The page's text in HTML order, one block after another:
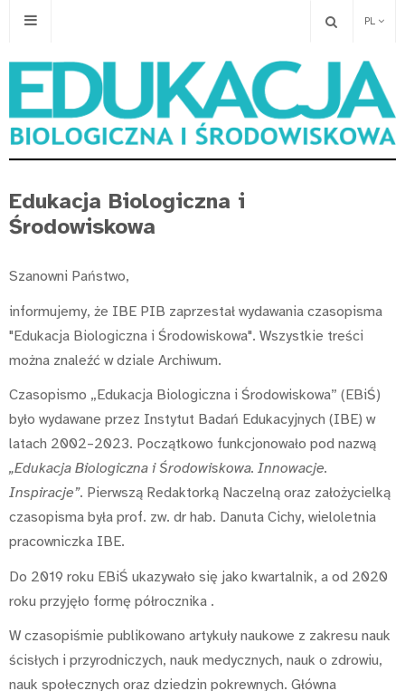
PL
Edukacja Biologiczna i
Środowiskowa
Szanowni Państwo,
informujemy, że IBE PIB zaprzestał wydawania czasopisma
"Edukacja Biologiczna i Środowiskowa". Wszystkie treści
można znaleźć w dziale Archiwum.
Czasopismo „Edukacja Biologiczna i Środowiskowa” (EBiŚ)
było wydawane przez Instytut Badań Edukacyjnych (IBE) w
latach 2002–2023. Początkowo funkcjonowało pod nazwą
„Edukacja Biologiczna i Środowiskowa. Innowacje.
Inspiracje”. Pierwszą Redaktorką Naczelną oraz założycielką
czasopisma była prof. zw. dr hab. Danuta Cichy, wieloletnia
pracowniczka IBE.
Do 2019 roku EBiŚ ukazywało się jako kwartalnik, a od 2020
roku przyjęło formę półrocznika .
W czasopiśmie publikowano artykuły naukowe z zakresu nauk
ścisłych i przyrodniczych, nauk medycznych, nauk o zdrowiu,
nauk społecznych oraz dziedzin pokrewnych. Główna